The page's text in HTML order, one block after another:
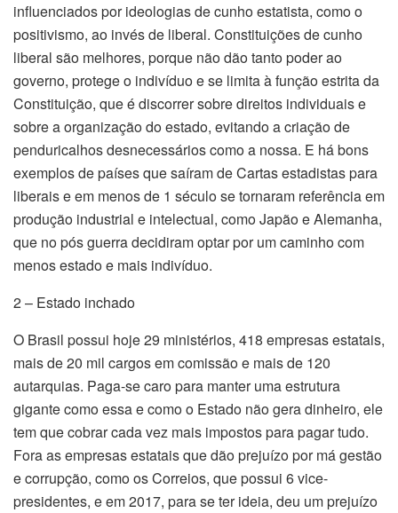
influenciados por ideologias de cunho estatista, como o
positivismo, ao invés de liberal. Constituições de cunho
liberal são melhores, porque não dão tanto poder ao
governo, protege o indivíduo e se limita à função estrita da
Constituição, que é discorrer sobre direitos individuais e
sobre a organização do estado, evitando a criação de
penduricalhos desnecessários como a nossa. E há bons
exemplos de países que saíram de Cartas estadistas para
liberais e em menos de 1 século se tornaram referência em
produção industrial e intelectual, como Japão e Alemanha,
que no pós guerra decidiram optar por um caminho com
menos estado e mais indivíduo.
2 – Estado inchado
O Brasil possui hoje 29 ministérios, 418 empresas estatais,
mais de 20 mil cargos em comissão e mais de 120
autarquias. Paga-se caro para manter uma estrutura
gigante como essa e como o Estado não gera dinheiro, ele
tem que cobrar cada vez mais impostos para pagar tudo.
Fora as empresas estatais que dão prejuízo por má gestão
e corrupção, como os Correios, que possui 6 vice-
presidentes, e em 2017, para se ter ideia, deu um prejuízo